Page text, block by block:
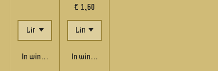
In winkelwagen
€ 1,60
In winkelwagen